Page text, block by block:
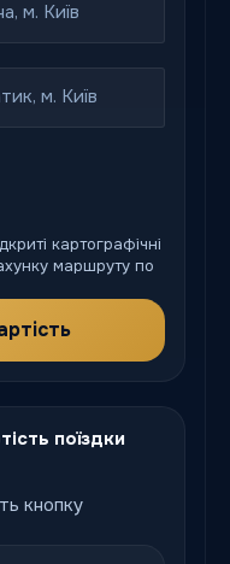
картографічні
маршруту по
поїздки
кнопку